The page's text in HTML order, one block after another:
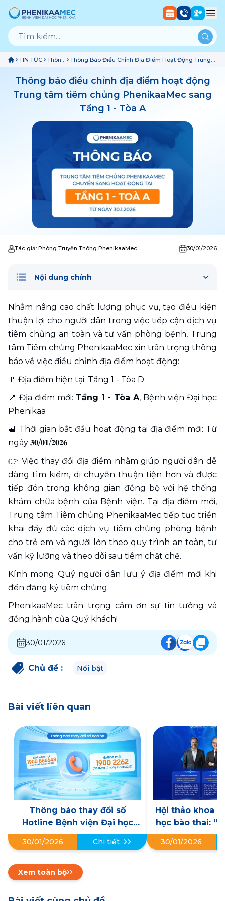
TIN TỨC
Thông
Báo
Thông Báo Điều Chỉnh Địa Điểm Hoạt Động Trung
Thông báo điều chỉnh địa điểm hoạt động
Trung tâm tiêm chủng PhenikaaMec sang
Tầng 1 - Tòa A
Tác giả: Phòng Truyền Thông PhenikaaMec 30/01/2026
Nội dung chính
Nhằm nâng cao chất lượng phục vụ, tạo điều kiện
thuận lợi cho người dân trong việc tiếp cận dịch vụ
tiêm chủng an toàn và tư vấn phòng bệnh, Trung
tâm Tiêm chủng PhenikaaMec xin trân trọng thông
báo về việc điều chỉnh địa điểm hoạt động:
🚩 Địa điểm hiện tại: Tầng 1 - Tòa D
📍 Địa điểm mới: Tầng 1 - Tòa A, Bệnh viện Đại học
Phenikaa
📆 Thời gian bắt đầu hoạt động tại địa điểm mới: Từ
ngày 𝟑𝟎/𝟎𝟏/𝟐𝟎𝟐𝟔
👉 Việc thay đổi địa điểm nhằm giúp người dân dễ
dàng tìm kiếm, di chuyển thuận tiện hơn và được
tiếp đón trong không gian đồng bộ với hệ thống
khám chữa bệnh của Bệnh viện. Tại địa điểm mới,
Trung tâm Tiêm chủng PhenikaaMec tiếp tục triển
khai đầy đủ các dịch vụ tiêm chủng phòng bệnh
cho trẻ em và người lớn theo quy trình an toàn, tư
vấn kỹ lưỡng và theo dõi sau tiêm chặt chẽ.
Kính mong Quý người dân lưu ý địa điểm mới khi
đến đăng ký tiêm chủng.
PhenikaaMec trân trọng cảm ơn sự tin tưởng và
đồng hành của Quý khách!
30/01/2026
Chủ đề : Nổi bật
Bài viết liên quan
Thông báo thay đổi số
Hotline Bệnh viện Đại học
Phenikaa
30/01/2026 Chi tiết
Hội thảo khoa
học bào thai:
trước sinh đến
thai đa
30/01/2026
Xem toàn bộ